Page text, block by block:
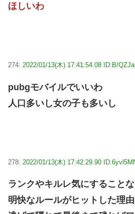
ほしいわ
274: 2022/01/13(木) 17:41:54.08 ID:B/
pubgモバイルでいいわ
人口多いし女の子も多いし
278: 2022/01/13(木) 17:42:29.90
ランクやキルレ気にすること
明快なルールがヒットした理